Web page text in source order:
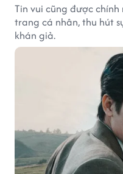
Tin vui cũng được
trang cá nhân, thu hút
khán giả.